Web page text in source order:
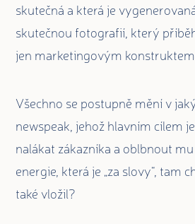
skutečná a která je
skutečnou fotografií, který
jen marketingovým
Všechno se postupně mění v
newspeak, jehož hlavním cílem
nalákat zákazníka a oblbnout
energie, která je „za slovy“, tam
také vložil?